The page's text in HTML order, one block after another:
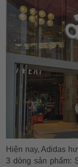
Hiện nay, Adidas
3 dòng sản phẩm: